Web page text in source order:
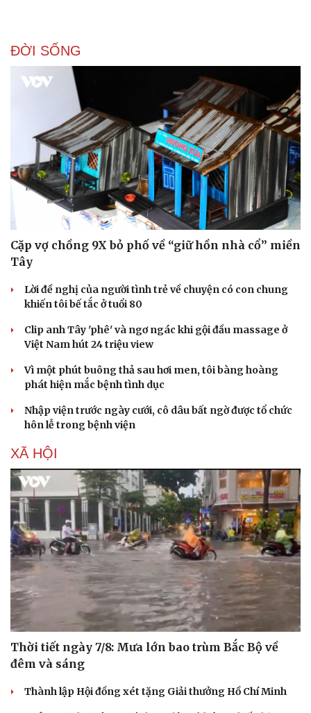
Sức khỏe
Dinh dưỡng - món ngon
Cây thuốc
Sản phụ khoa
Nhi khoa
Nam khoa
Làm đẹp - giảm cân
Phòng mạch online
Ăn sạch sống khỏe
Đời sống
Nhà đẹp
Blog
Tình yêu - Gia đình
ĐỜI SỐNG
Cặp vợ chồng 9X bỏ phố về “giữ hồn nhà cổ” miền
Tây
Lời đề nghị của người tình trẻ về chuyện có con chung
khiến tôi bế tắc ở tuổi 80
Clip anh Tây 'phê' và ngơ ngác khi gội đầu massage ở
Việt Nam hút 24 triệu view
Vì một phút buông thả sau hơi men, tôi bàng hoàng
phát hiện mắc bệnh tình dục
Nhập viện trước ngày cưới, cô dâu bất ngờ được tổ chức
hôn lễ trong bệnh viện
XÃ HỘI
Thời tiết ngày 7/8: Mưa lớn bao trùm Bắc Bộ về
đêm và sáng
Thành lập Hội đồng xét tặng Giải thưởng Hồ Chí Minh